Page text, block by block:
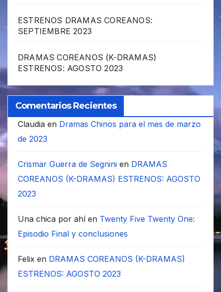
ESTRENOS DRAMAS COREANOS:
SEPTIEMBRE 2023
DRAMAS COREANOS (K-DRAMAS)
ESTRENOS: AGOSTO 2023
Comentarios Recientes
Claudia en Dramas Chinos para el mes de marzo
de 2023
Crismar Guerra de Segnini en DRAMAS
COREANOS (K-DRAMAS) ESTRENOS: AGOSTO
2023
Una chica por ahíen Twenty Five Twenty One:
Episodio Final y conclusiones
Felix en DRAMAS COREANOS (K-DRAMAS)
ESTRENOS: AGOSTO 2023